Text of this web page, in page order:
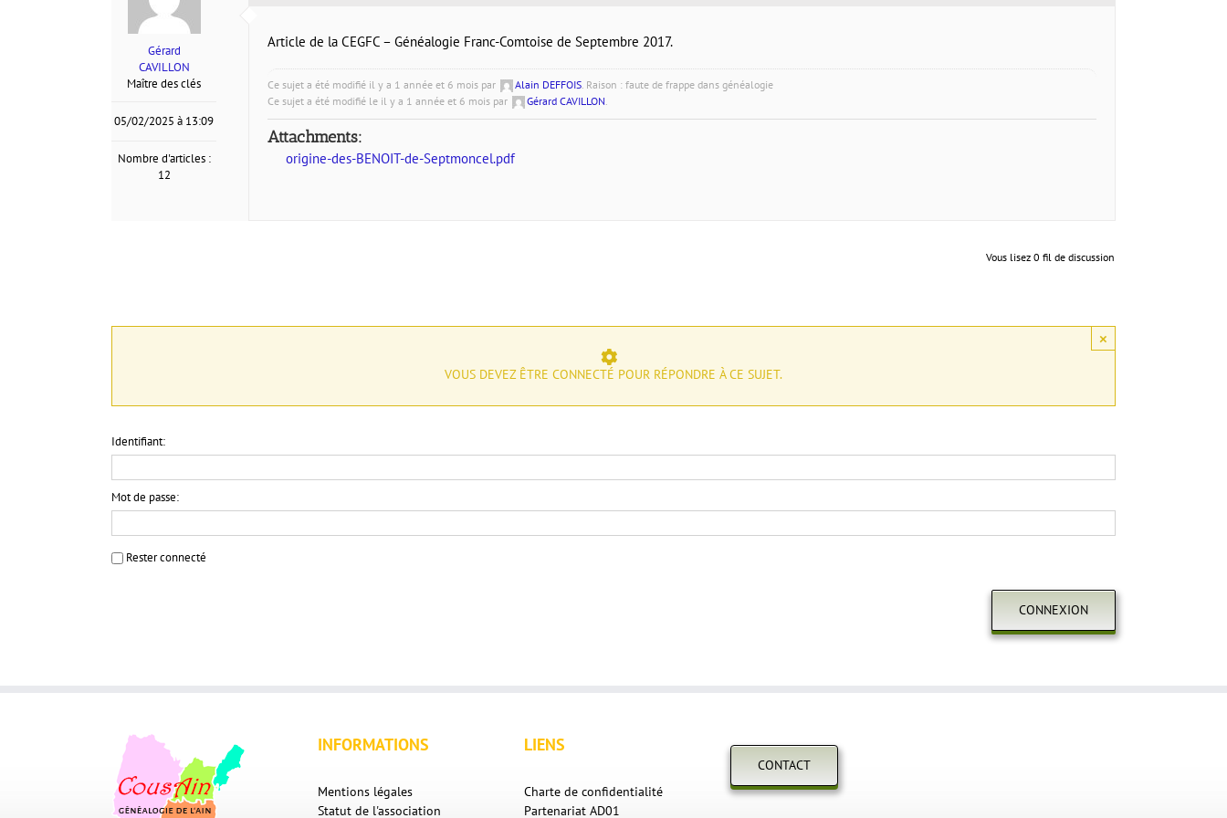
Gérard
CAVILLON
Maître des clés
05/02/2025 à 13:09
Nombre d'articles :
12
Article de la CEGFC – Généalogie Franc-Comtoise de Septembre 2017.
Ce sujet a été modifié il y a 1 année et 6 mois par Alain DEFFOIS. Raison : faute de frappe dans généalogie
Ce sujet a été modifié le il y a 1 année et 6 mois par
Gérard CAVILLON.
Attachments:
origine-des-BENOIT-de-Septmoncel.pdf
Vous lisez 0 fil de discussion
×
VOUS DEVEZ ÊTRE CONNECTÉ POUR RÉPONDRE À CE SUJET.
Identifiant:
Mot de passe:
Rester connecté
CONNEXION
INFORMATIONS
Mentions légales
Statut de l'association
LIENS
Charte de confidentialité
Partenariat AD01
CONTACT